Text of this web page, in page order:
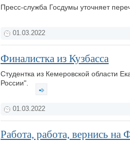
Пресс-служба Госдумы уточняет
01.03.2022
Финалистка из Кузбасса
Студентка из Кемеровской области
России".
01.03.2022
Работа, работа, вернись на